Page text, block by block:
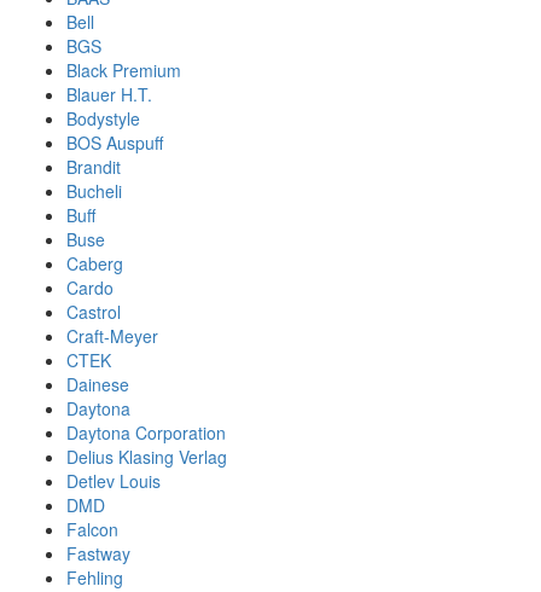
Bell
BGS
Black Premium
Blauer H.T.
Bodystyle
BOS Auspuff
Brandit
Bucheli
Buff
Buse
Caberg
Cardo
Castrol
Craft-Meyer
CTEK
Dainese
Daytona
Daytona Corporation
Delius Klasing Verlag
Detlev Louis
DMD
Falcon
Fastway
Fehling